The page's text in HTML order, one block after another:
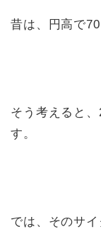
昔は、円高で
そう考えると
す。
では、そのサ